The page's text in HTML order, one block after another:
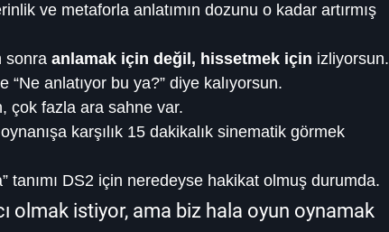
ve metaforla anlatımın dozunu o kadar artırmış
sonra anlamak için değil, hissetmek için izliyorsun.
“Ne anlatıyor bu ya?” diye kalıyorsun.
çok fazla ara sahne var.
karşılık 15 dakikalık sinematik görmek
tanımı DS2 için neredeyse hakikat olmuş durumda.
olmak istiyor, ama biz hala oyun oynamak